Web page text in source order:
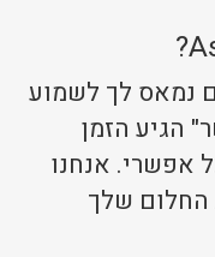
נמאס לך לשמוע
הגיע הזמן
אפשרי. אנחנו
החלום שלך